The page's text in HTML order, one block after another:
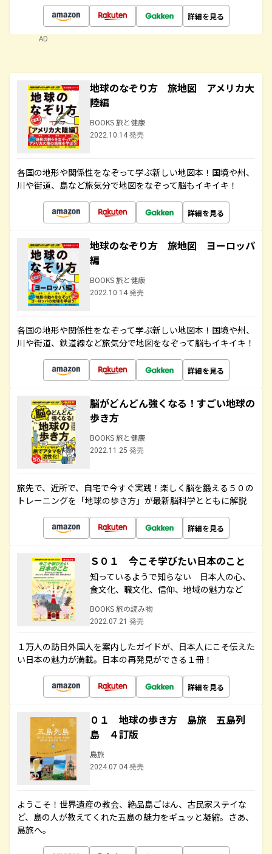
詳細を見る
AD
地球のなぞり方 旅地図 アメリカ大
陸編
BOOKS 旅と健康
2022.10.14 発売
各国の地形や関係性をなぞって学ぶ新しい地図本！国境や州、
川や街道、島など旅気分で地図をなぞって脳もイキイキ！
詳細を見る
地球のなぞり方 旅地図 ヨーロッパ
編
BOOKS 旅と健康
2022.10.14 発売
各国の地形や関係性をなぞって学ぶ新しい地図本！国境や州、
川や街道、鉄道線など旅気分で地図をなぞって脳もイキイキ！
詳細を見る
脳がどんどん強くなる！すごい地球の
歩き方
BOOKS 旅と健康
2022.11.25 発売
旅先で、近所で、自宅で今すぐ実践！楽しく脳を鍛える５０の
トレーニングを「地球の歩き方」が最新脳科学とともに解説
詳細を見る
Ｓ０１ 今こそ学びたい日本のこと
知っているようで知らない 日本人の心、
食文化、職文化、信仰、地域の魅力など
BOOKS 旅の読み物
2022.07.21 発売
１万人の訪日外国人を案内したガイドが、日本人にこそ伝えた
い日本の魅力が満載。日本の再発見ができる１冊！
詳細を見る
０１ 地球の歩き方 島旅 五島列
島 ４訂版
島旅
2024.07.04 発売
ようこそ！世界遺産の教会、絶品島ごはん、古民家ステイな
ど、島の人が教えてくれた五島の魅力をギュッと凝縮。さあ、
島旅へ。